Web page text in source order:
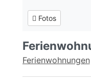
Fotos
Ferienwohnungen